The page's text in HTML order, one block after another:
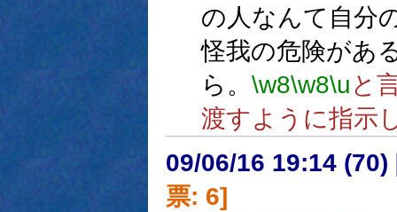
の人なんて自分
怪我の危険があ
ら。 \w8\w8\u と
渡すように指示
09/06/16 19:14 (70)
票: 6]